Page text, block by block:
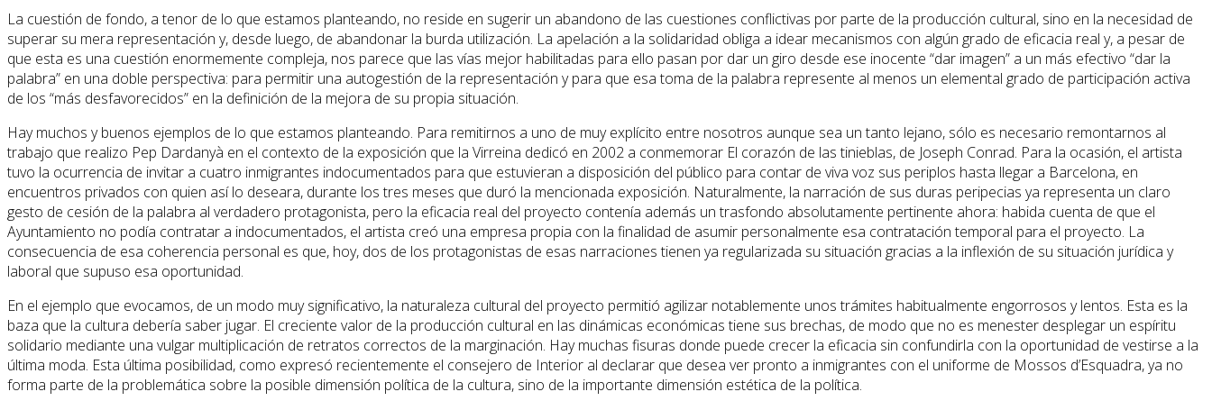
La cuestión de fondo, a tenor de lo que estamos planteando, no reside en sugerir un abandono de las cuestiones conflictivas por parte de la producción cultural, sino en la necesidad de
superar su mera representación y, desde luego, de abandonar la burda utilización. La apelación a la solidaridad obliga a idear mecanismos con algún grado de eficacia real y, a pesar de
que esta es una cuestión enormemente compleja, nos parece que las vías mejor habilitadas para ello pasan por dar un giro desde ese inocente “dar imagen” a un más efectivo “dar la
palabra” en una doble perspectiva: para permitir una autogestión de la representación y para que esa toma de la palabra represente al menos un elemental grado de participación activa
de los “más desfavorecidos” en la definición de la mejora de su propia situación.
Hay muchos y buenos ejemplos de lo que estamos planteando. Para remitirnos a uno de muy explícito entre nosotros aunque sea un tanto lejano, sólo es necesario remontarnos al
trabajo que realizo Pep Dardanyà en el contexto de la exposición que la Virreina dedicó en 2002 a conmemorar El corazón de las tinieblas, de Joseph Conrad. Para la ocasión, el artista
tuvo la ocurrencia de invitar a cuatro inmigrantes indocumentados para que estuvieran a disposición del público para contar de viva voz sus periplos hasta llegar a Barcelona, en
encuentros privados con quien así lo deseara, durante los tres meses que duró la mencionada exposición. Naturalmente, la narración de sus duras peripecias ya representa un claro
gesto de cesión de la palabra al verdadero protagonista, pero la eficacia real del proyecto contenía además un trasfondo absolutamente pertinente ahora: habida cuenta de que el
Ayuntamiento no podía contratar a indocumentados, el artista creó una empresa propia con la finalidad de asumir personalmente esa contratación temporal para el proyecto. La
consecuencia de esa coherencia personal es que, hoy, dos de los protagonistas de esas narraciones tienen ya regularizada su situación gracias a la inflexión de su situación jurídica y
laboral que supuso esa oportunidad.
En el ejemplo que evocamos, de un modo muy significativo, la naturaleza cultural del proyecto permitió agilizar notablemente unos trámites habitualmente engorrosos y lentos. Esta es la
baza que la cultura debería saber jugar. El creciente valor de la producción cultural en las dinámicas económicas tiene sus brechas, de modo que no es menester desplegar un espíritu
solidario mediante una vulgar multiplicación de retratos correctos de la marginación. Hay muchas fisuras donde puede crecer la eficacia sin confundirla con la oportunidad de vestirse a la
última moda. Esta última posibilidad, como expresó recientemente el consejero de Interior al declarar que desea ver pronto a inmigrantes con el uniforme de Mossos d’Esquadra, ya no
forma parte de la problemática sobre la posible dimensión política de la cultura, sino de la importante dimensión estética de la política.